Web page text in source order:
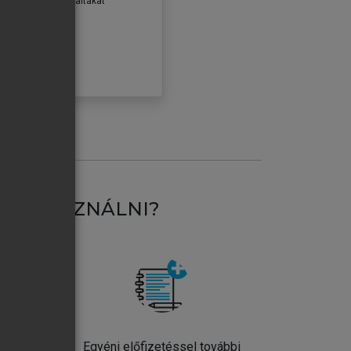
HASZNÁLNI?
Egyéni előfizetéssel további